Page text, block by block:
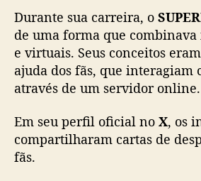
Durante sua carreira, o
de uma forma que
e virtuais. Seus conceitos
ajuda dos fãs, que interagiam
através de um servidor online.
Em seu perfil oficial no X, os
compartilharam cartas de
fãs.